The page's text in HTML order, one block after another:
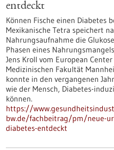
entdeckt
Können Fische einen Diabetes
Mexikanische Tetra speichert
Nahrungsaufnahme die
Phasen eines
Jens Kroll vom European
Medizinischen Fakultät
konnte in den vergangenen
wie der Mensch, Diabetes-
können.
https://
bw.de/fachbeitrag/pm/neue-
diabetes-entdeckt